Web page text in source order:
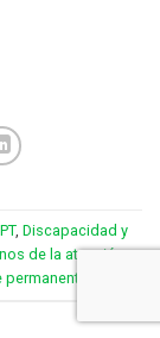
, Discapacidad y
de la atención y
permanente